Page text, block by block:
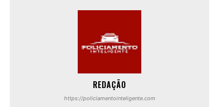
REDAÇÃO
https://policiamentointeligente.com